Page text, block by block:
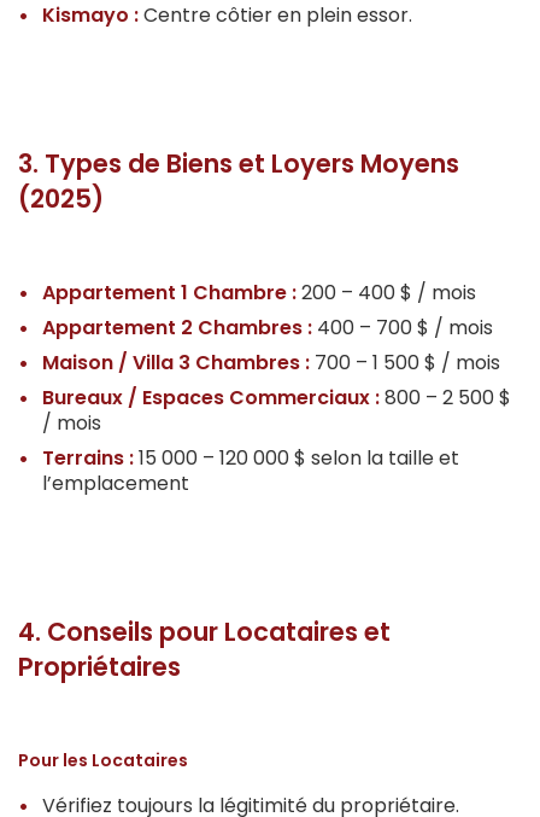
Kismayo :Centre côtier en plein essor.
3. Types de Biens et Loyers Moyens
(2025)
Appartement 1 Chambre :200 – 400 $ / mois
Appartement 2 Chambres : 400 – 700 $ / mois
Maison / Villa 3 Chambres : 700 – 1 500 $ / mois
Bureaux / Espaces Commerciaux :800 – 2 500 $
/ mois
Terrains :15 000 – 120 000 $ selon la taille et
l’emplacement
4. Conseils pour Locataires et
Propriétaires
Pour les Locataires
Vérifiez toujours la légitimité du propriétaire.